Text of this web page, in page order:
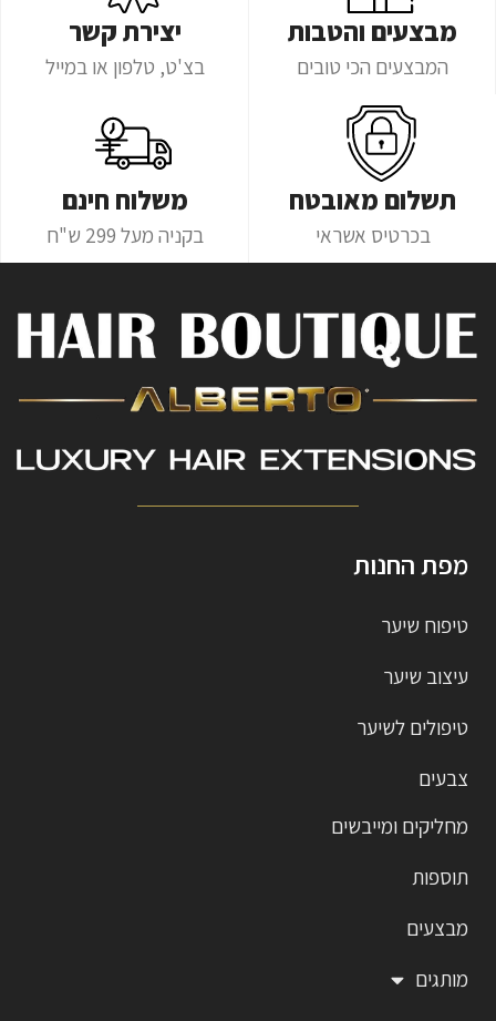
מבצעים והטבות
המבצעים הכי טובים
יצירת קשר
בצ'ט, טלפון או במייל
תשלום מאובטח
בכרטיס אשראי
משלוח חינם
בקניה מעל 299 ש"ח
מפת החנות
טיפוח שיער
עיצוב שיער
טיפולים לשיער
צבעים
מחליקים ומייבשים
תוספות
מבצעים
מותגים